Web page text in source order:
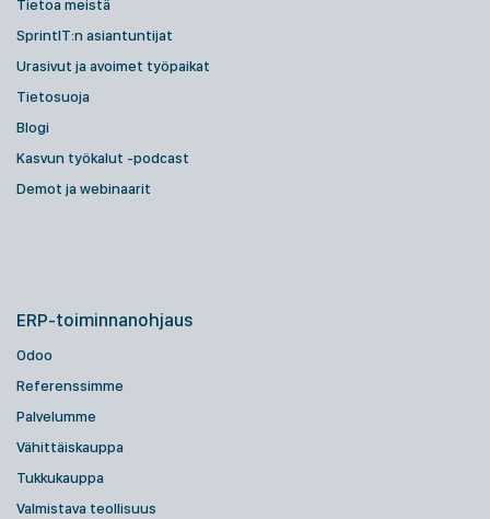
Tietoa meistä
SprintIT:n asiantuntijat
Urasivut ja avoimet työpaikat
Tietosuoja
Blogi
Kasvun työkalut -podcast
Demot ja webinaarit
ERP-toiminnanohjaus
Odoo
Referenssimme
Palvelumme
Vähittäiskauppa
Tukkukauppa
Valmistava teollisuus